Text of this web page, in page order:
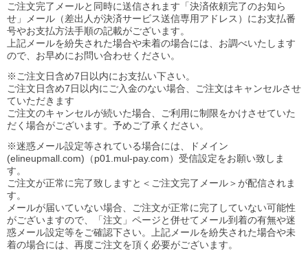
ご注文完了メールと同時に送信されます「決済依頼完了のお知ら
せ」メール（差出人が決済サービス送信専用アドレス）にお支払番
号やお支払方法手順の記載がございます。
上記メールを紛失された場合や未着の場合には、お調べいたします
ので、お早めにお問い合わせください。
※ご注文日含め7日以内にお支払い下さい。
ご注文日含め7日以内にご入金のない場合、ご注文はキャンセルさせ
ていただきます
ご注文のキャンセルが続いた場合、ご利用に制限をかけさせていた
だく場合がございます。予めご了承ください。
※迷惑メール設定等されている場合には、ドメイン
(elineupmall.com)（p01.mul-pay.com）受信設定をお願い致しま
す。
ご注文が正常に完了致しますと＜ご注文完了メール＞が配信されま
す。
メールが届いていない場合、ご注文が正常に完了していない可能性
がございますので、「注文」ページと併せてメール到着の有無や迷
惑メール設定等をご確認下さい。
上記メールを紛失された場合や未
着の場合には、再度ご注文を頂く必要がございます。